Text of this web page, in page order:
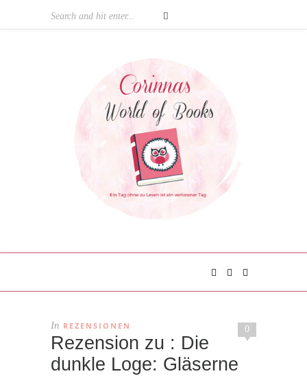
0
In REZENSIONEN
Rezension zu : Die
dunkle Loge: Gläserne